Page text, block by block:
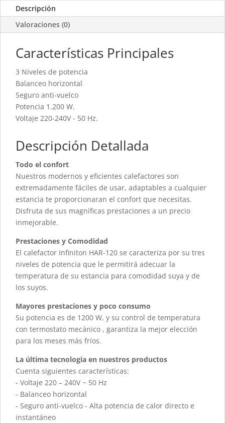
Descripción
Valoraciones (0)
Características Principales
3 Niveles de potencia
Balanceo horizontal
Seguro anti-vuelco
Potencia 1.200 W.
Voltaje 220-240V - 50 Hz.
Descripción Detallada
Todo el confort
Nuestros modernos y eficientes calefactores son
extremadamente fáciles de usar, adaptables a cualquier
estancia te proporcionaran el confort que necesitas.
Disfruta de sus magníficas prestaciones a un precio
inmejorable.
Prestaciones y Comodidad
El calefactor Infiniton HAR-120 se caracteriza por su tres
niveles de potencia que le permitirá adecuar la
temperatura de su estancia para comodidad suya y de
los suyos.
Mayores prestaciones y poco consumo
Su potencia es de 1200 W, y su control de temperatura
con termostato mecánico , garantiza la mejor elección
para los meses más fríos.
La última tecnologia en nuestros productos
Cuenta siguientes características:
- Voltaje 220 – 240V ~ 50 Hz
- Balanceo horizontal
- Seguro anti-vuelco - Alta potencia de calor directo e
instantáneo